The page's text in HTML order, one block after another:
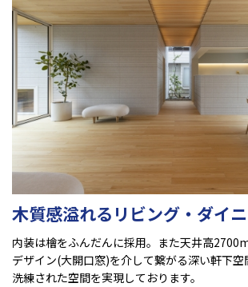
木質感溢れるリビング・ダイ
内装は檜をふんだんに採用。また天井高
デザイン(大開口窓)を介して繋がる深い軒下空
洗練された空間を実現しております。